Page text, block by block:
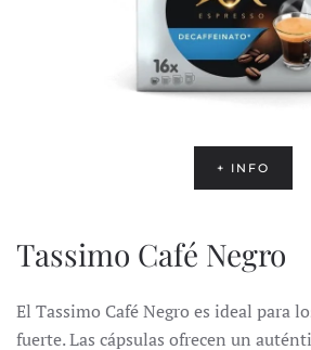
+ INFO
Tassimo Café Negro
El Tassimo Café Negro es ideal para
fuerte.Las cápsulas ofrecen un